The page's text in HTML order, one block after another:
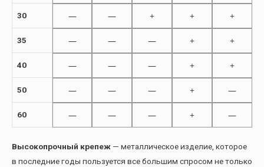
30 — — + + +
35 — — — + +
40 — — — + +
50 — — — + —
60 — — — + —
Высокопрочный крепеж — металлическое изделие, которое
в последние годы пользуется все большим спросом не только